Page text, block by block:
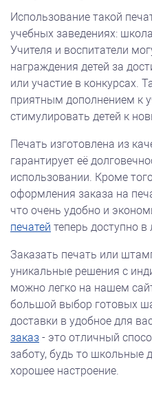
Использование такой
учебных заведениях:
Учителя и воспитатели
награждения детей за
или участие в конкурсах.
приятным дополнением к
стимулировать детей к
Печать изготовлена из
гарантирует её
использовании. Кроме
оформления заказа на
что очень удобно и
печатей теперь доступно
Заказать печать или
уникальные решения с
можно легко на нашем
большой выбор готовых
доставки в удобное для
заказ - это отличный
заботу, будь то школьные
хорошее настроение.